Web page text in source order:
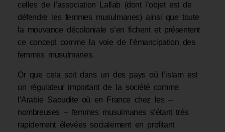
celles de l’association Lallab (dont l’objet est de
défendre les femmes musulmanes) ainsi que toute
la mouvance décoloniale s’en fichent et présentent
ce concept comme la voie de l’émancipation des
femmes musulmanes.
Or que cela soit dans un des pays où l’islam est
un régulateur important de la société comme
l’Arabie Saoudite où en France chez les –
nombreuses – femmes musulmanes s’étant très
rapidement élevées socialement en profitant